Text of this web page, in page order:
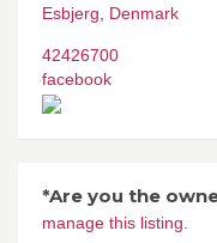
Esbjerg
Denmark
42426700
facebook
*Are you the
manage this listing.